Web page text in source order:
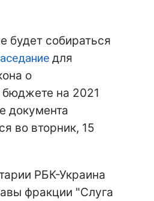
будет собираться
для
о
бюджете на 2021
документа
во вторник, 15
РБК-Украина
фракции "Слуга